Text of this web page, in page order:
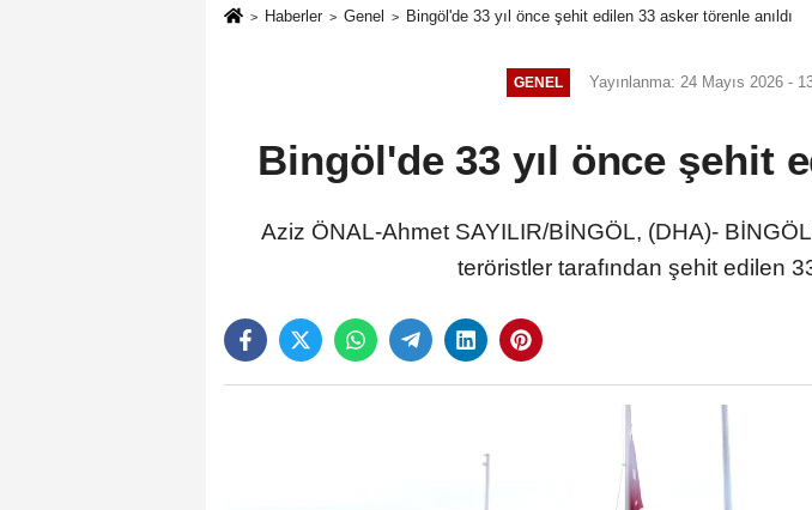
Haberler Genel Bingöl'de 33 yıl önce şehit edilen 33 asker törenle anıldı
GENEL Yayınlanma: 24 Mayıs 2026 -
Bingöl'de 33 yıl önce şehit
Aziz ÖNAL-Ahmet SAYILIR/BİNGÖL, (DHA)-
teröristler tarafından şehit edilen